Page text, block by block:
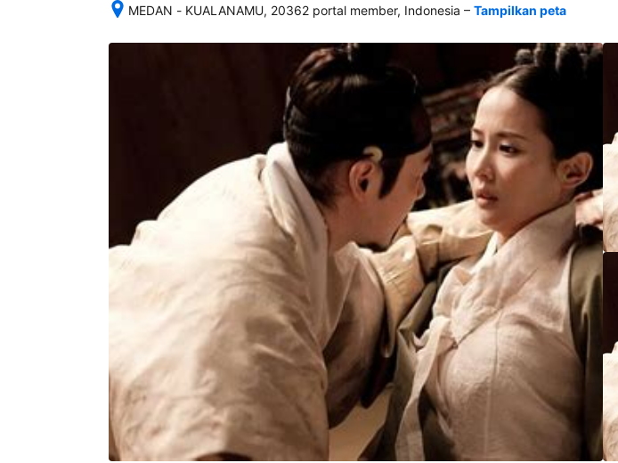
MEDAN - KUALANAMU, 20362 portal member, Indonesia
memesan,
disertakan
dalam
konfirmasi
– Tampilkan peta